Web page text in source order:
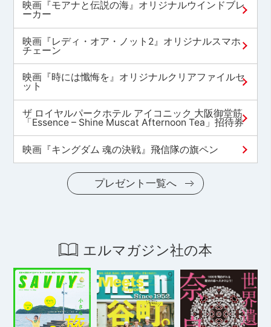
映画『モアナと伝説の海』オリジナルウインドブレ
ーカー
映画『レディ・オア・ノット2』オリジナルスマホ
チェーン
映画『時には懺悔を』オリジナルクリアファイルセ
ット
ザ ロイヤルパークホテル アイコニック 大阪御堂筋
「Essence – Shine Muscat Afternoon Tea」招待券
映画『キングダム 魂の決戦』飛信隊の旗ペン
プレゼント一覧へ
エルマガジン社の本